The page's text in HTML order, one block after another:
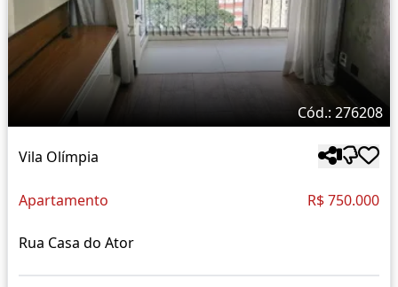
Cód.: 276208
Vila Olímpia
Apartamento R$ 750.000
Rua Casa do Ator